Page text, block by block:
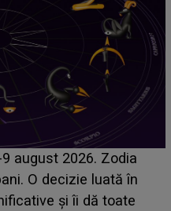
ASCUNS până
din Casa Iubirii
despre mama